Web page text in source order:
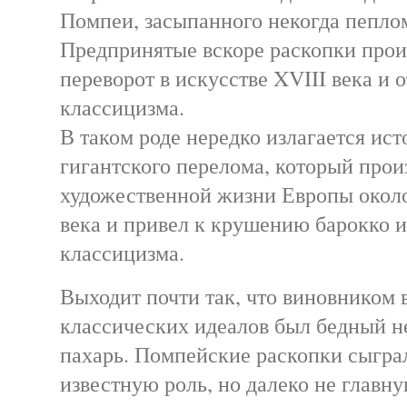
Помпеи, засыпанного некогда
Предпринятые вскоре раскопки
переворот в искусстве XVIII века и
классицизма.
В таком роде нередко излагается
гигантского перелома, который
художественной жизни Европы
века и привел к крушению барокко
классицизма.
Выходит почти так, что виновником
классических идеалов был бедный
пахарь. Помпейские раскопки
известную роль, но далеко не